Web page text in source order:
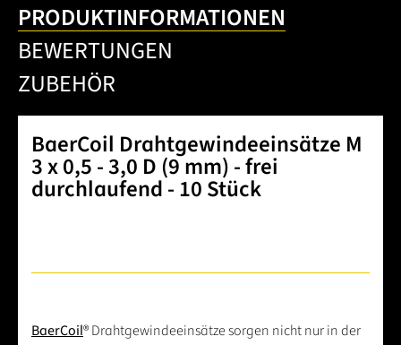
PRODUKTINFORMATIONEN
BEWERTUNGEN
ZUBEHÖR
BaerCoil Drahtgewindeeinsätze M
3 x 0,5 - 3,0 D (9 mm) - frei
durchlaufend - 10 Stück
BaerCoil® Drahtgewindeeinsätze sorgen nicht nur in der